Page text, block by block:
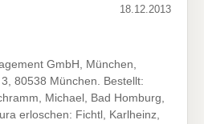
18.12.2013
GmbH, München,
80538 München. Bestellt:
Michael, Bad Homburg,
erloschen: Fichtl, Karlheinz,